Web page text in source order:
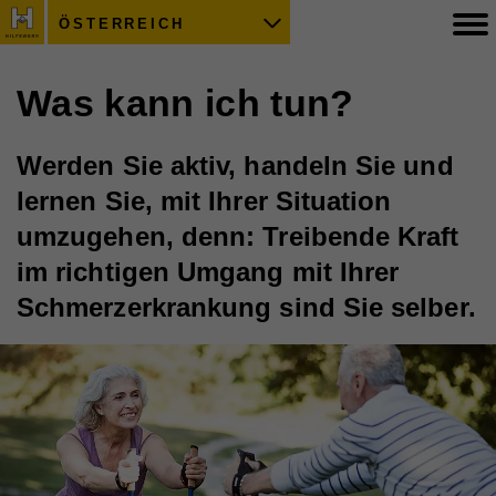
ÖSTERREICH
Was kann ich tun?
Werden Sie aktiv, handeln Sie und
lernen Sie, mit Ihrer Situation
umzugehen, denn: Treibende Kraft
im richtigen Umgang mit Ihrer
Schmerzerkrankung sind Sie selber.